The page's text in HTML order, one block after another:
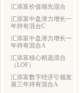
汇添富价值领先混合
汇添富中盘潜力增长一
年持有混合C
汇添富中盘潜力增长一
年持有混合A
汇添富核心精选混合
（LOF）
汇添富数字经济引领发
展三年持有混合A